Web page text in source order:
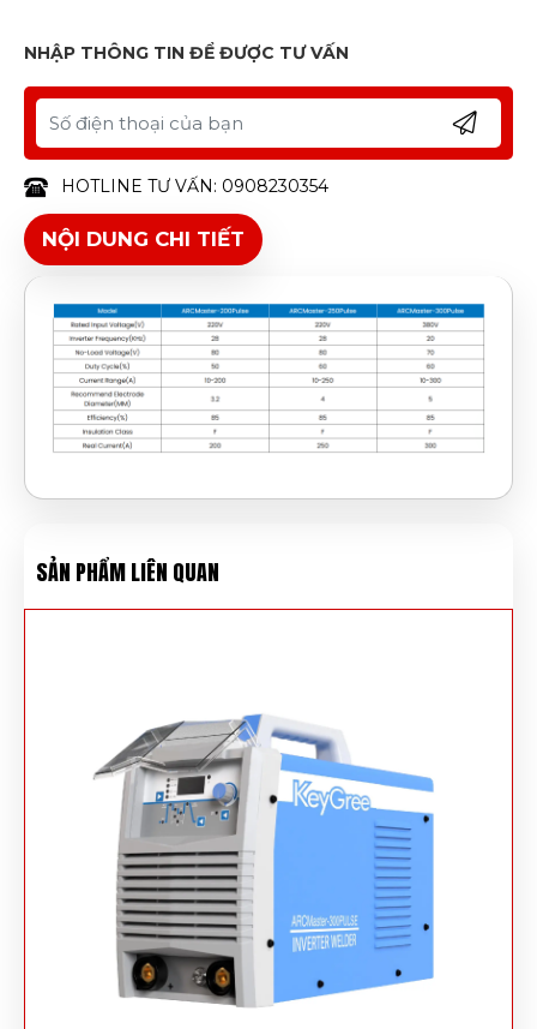
NHẬP THÔNG TIN ĐỂ ĐƯỢC TƯ VẤN
HOTLINE TƯ VẤN: 0908230354
NỘI DUNG CHI TIẾT
SẢN PHẨM LIÊN QUAN